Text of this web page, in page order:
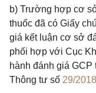
b) Trường hợp cơ
thuốc đã có Giấy
giá kết luận cơ sở
phối hợp với Cục
hành đánh giá GCP
Thông tư số 29/